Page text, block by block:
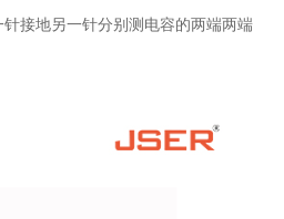
接地另一针分别测电容的两端两端